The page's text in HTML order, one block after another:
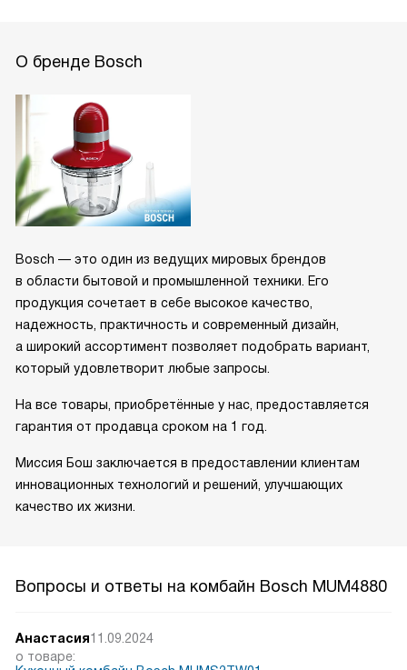
О бренде Bosch
Bosch — это один из ведущих мировых брендов
в области бытовой и промышленной техники. Его
продукция сочетает в себе высокое качество,
надежность, практичность и современный дизайн,
а широкий ассортимент позволяет подобрать вариант,
который удовлетворит любые запросы.
На все товары, приобретённые у нас, предоставляется
гарантия от продавца сроком на 1 год.
Миссия Бош заключается в предоставлении клиентам
инновационных технологий и решений, улучшающих
качество их жизни.
Вопросы и ответы на комбайн Bosch MUM4880
Анастасия11.09.2024
о товаре: